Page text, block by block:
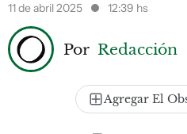
11 de abril 2025 12:39 hs
Por Redacción
Agregar El